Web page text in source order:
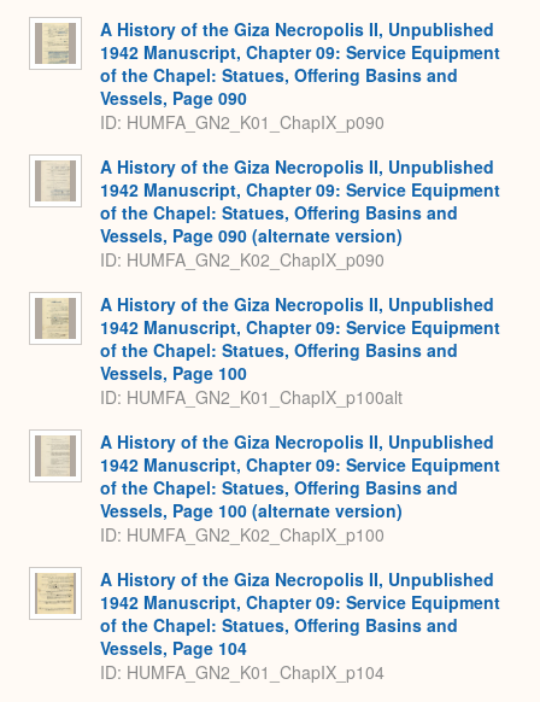
A History of the Giza Necropolis II, Unpublished
1942 Manuscript, Chapter 09: Service Equipment
of the Chapel: Statues, Offering Basins and
Vessels, Page 090
ID: HUMFA_GN2_K01_ChapIX_p090
A History of the Giza Necropolis II, Unpublished
1942 Manuscript, Chapter 09: Service Equipment
of the Chapel: Statues, Offering Basins and
Vessels, Page 090 (alternate version)
ID: HUMFA_GN2_K02_ChapIX_p090
A History of the Giza Necropolis II, Unpublished
1942 Manuscript, Chapter 09: Service Equipment
of the Chapel: Statues, Offering Basins and
Vessels, Page 100
ID: HUMFA_GN2_K01_ChapIX_p100alt
A History of the Giza Necropolis II, Unpublished
1942 Manuscript, Chapter 09: Service Equipment
of the Chapel: Statues, Offering Basins and
Vessels, Page 100 (alternate version)
ID: HUMFA_GN2_K02_ChapIX_p100
A History of the Giza Necropolis II, Unpublished
1942 Manuscript, Chapter 09: Service Equipment
of the Chapel: Statues, Offering Basins and
Vessels, Page 104
ID: HUMFA_GN2_K01_ChapIX_p104